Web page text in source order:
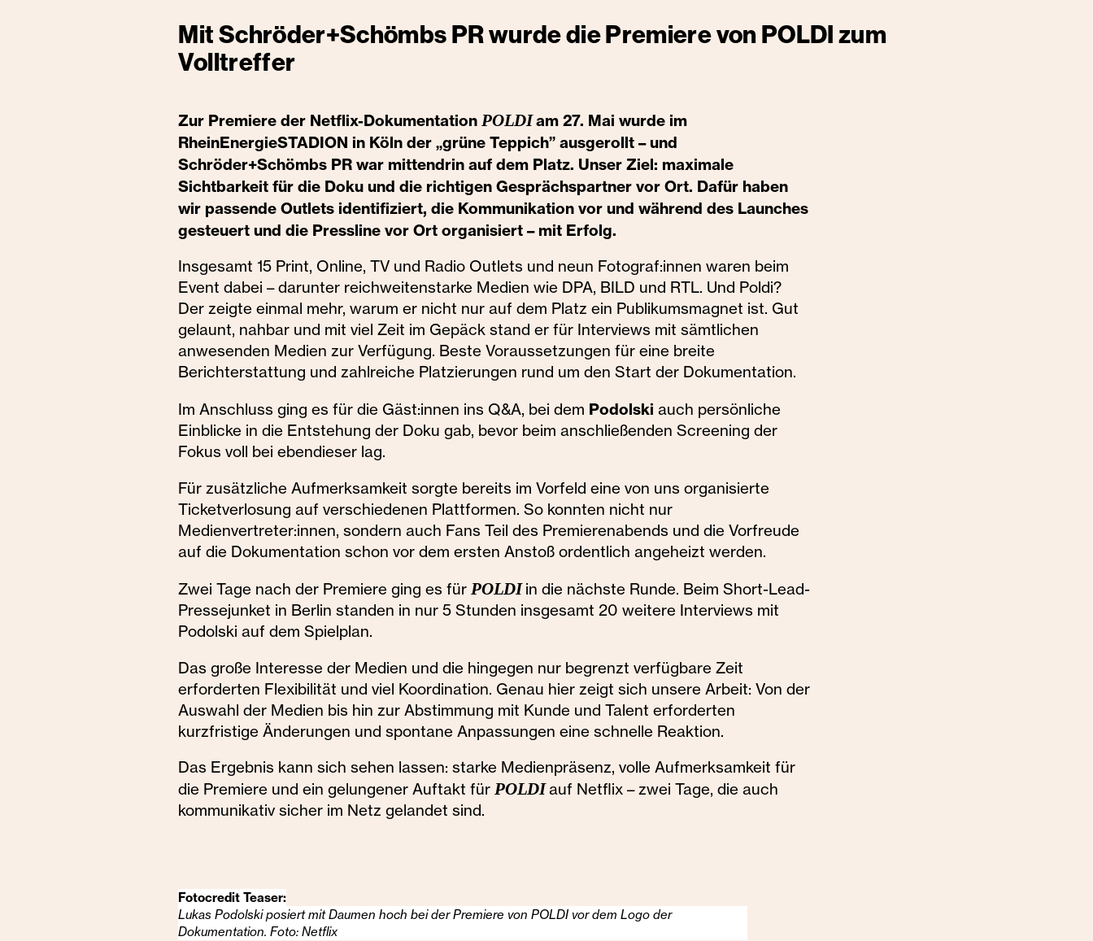
Mit Schröder+Schömbs PR wurde die Premiere von POLDI zum
Volltreffer
Zur Premiere der Netflix-Dokumentation POLDIam 27. Mai wurde im
RheinEnergieSTADION in Köln der „grüne Teppich” ausgerollt – und
Schröder+Schömbs PR war mittendrin auf dem Platz. Unser Ziel: maximale
Sichtbarkeit für die Doku und die richtigen Gesprächspartner vor Ort. Dafür haben
wir passende Outlets identifiziert, die Kommunikation vor und während des Launches
gesteuert und die Pressline vor Ort organisiert – mit Erfolg.
Insgesamt 15 Print, Online, TV und Radio Outlets und neun Fotograf:innen waren beim
Event dabei – darunter reichweitenstarke Medien wie DPA, BILD und RTL. Und Poldi?
Der zeigte einmal mehr, warum er nicht nur auf dem Platz ein Publikumsmagnet ist. Gut
gelaunt, nahbar und mit viel Zeit im Gepäck stand er für Interviews mit sämtlichen
anwesenden Medien zur Verfügung. Beste Voraussetzungen für eine breite
Berichterstattung und zahlreiche Platzierungen rund um den Start der Dokumentation.
Im Anschluss ging es für die Gäst:innen ins Q&A, bei dem Podolski auch persönliche
Einblicke in die Entstehung der Doku gab, bevor beim anschließenden Screening der
Fokus voll bei ebendieser lag.
Für zusätzliche Aufmerksamkeit sorgte bereits im Vorfeld eine von uns organisierte
Ticketverlosung auf verschiedenen Plattformen. So konnten nicht nur
Medienvertreter:innen, sondern auch Fans Teil des Premierenabends und die Vorfreude
auf die Dokumentation schon vor dem ersten Anstoß ordentlich angeheizt werden.
Zwei Tage nach der Premiere ging es fürPOLDIin die nächste Runde. Beim Short-Lead-
Pressejunket in Berlin standen in nur 5 Stunden insgesamt 20 weitere Interviews mit
Podolski auf dem Spielplan.
Das große Interesse der Medien und die hingegen nur begrenzt verfügbare Zeit
erforderten Flexibilität und viel Koordination. Genau hier zeigt sich unsere Arbeit: Von der
Auswahl der Medien bis hin zur Abstimmung mit Kunde und Talent erforderten
kurzfristige Änderungen und spontane Anpassungen eine schnelle Reaktion.
Das Ergebnis kann sich sehen lassen: starke Medienpräsenz, volle Aufmerksamkeit für
die Premiere und ein gelungener Auftakt fürPOLDIauf Netflix – zwei Tage, die auch
kommunikativ sicher im Netz gelandet sind.
Fotocredit Teaser:
Lukas Podolski posiert mit Daumen hoch bei der Premiere von POLDI vor dem Logo der
Dokumentation. Foto: Netflix